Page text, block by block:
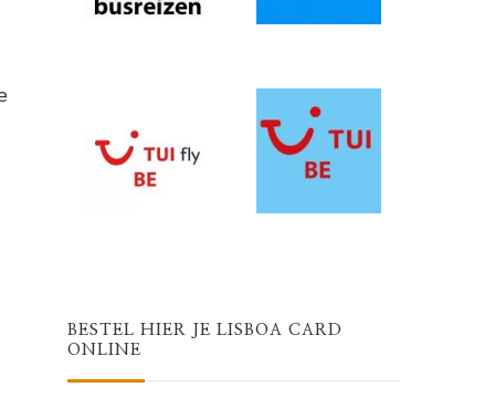
BESTEL HIER JE LISBOA CARD
ONLINE